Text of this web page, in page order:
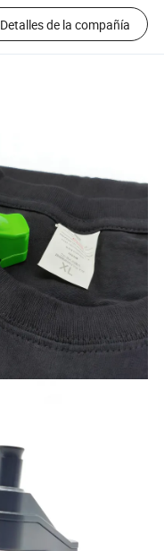
Detalles de la compañía